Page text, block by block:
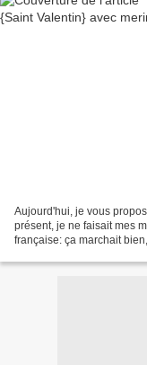
Aujourd'hui, je vous
présent, je ne faisait mes
française: ça marchait